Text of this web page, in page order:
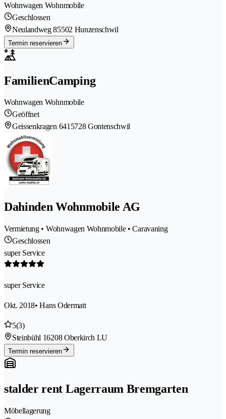
Wohnwagen Wohnmobile
Geschlossen
Neulandweg 85502 Hunzenschwil
Termin reservieren
FamilienCamping
Wohnwagen Wohnmobile
Geöffnet
Geissenkragen 6415728 Gontenschwil
Dahinden Wohnmobile AG
Vermietung • Wohnwagen Wohnmobile • Caravaning
Geschlossen
super Service
super Service
Okt. 2018• Hans Odermatt
5(3)
Steinbühl 16208 Oberkirch LU
Termin reservieren
stalder rent Lagerraum Bremgarten
Möbellagerung